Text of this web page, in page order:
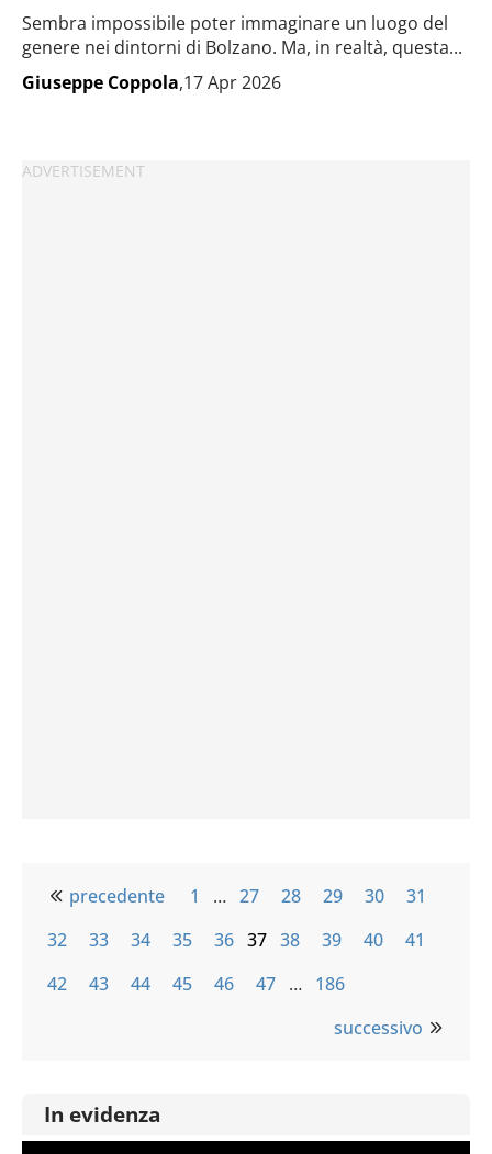
Sembra impossibile poter immaginare un luogo del
genere nei dintorni di Bolzano. Ma, in realtà, questa...
Giuseppe Coppola,17 Apr 2026
precedente 1 … 27 28 29 30
31
32
33 34 35 36 37 38 39 40
41
42
43 44 45 46 47 … 186
successivo
In evidenza